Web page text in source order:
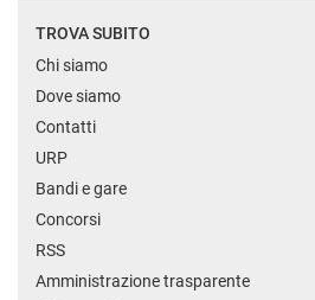
TROVA SUBITO
Chi siamo
Dove siamo
Contatti
URP
Bandi e gare
Concorsi
RSS
Amministrazione trasparente